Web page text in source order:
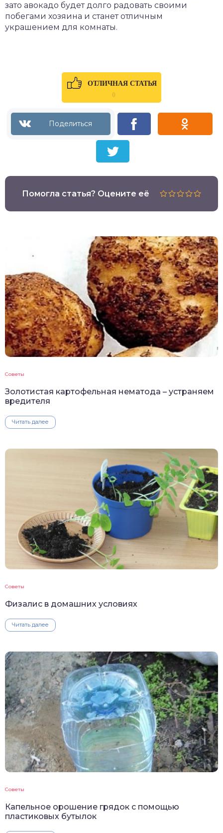
зато авокадо будет долго радовать своими
побегами хозяина и станет отличным
украшением для комнаты.
ОТЛИЧНАЯ СТАТЬЯ
0
Помогла статья? Оцените её
Советы
Золотистая картофельная нематода – устраняем
вредителя
Читать далее
Советы
Физалис в домашних условиях
Читать далее
Советы
Капельное орошение грядок с помощью
пластиковых бутылок